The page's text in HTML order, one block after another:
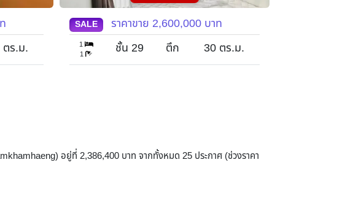
ตร.ม.
SALE ราคาขาย 2,600,000บาท
1
1
ชั้น 29 ตึก 30 ตร.ม.
อยู่ที่ 2,386,400 บาท จากทั้งหมด 25 ประกาศ (ช่วงราคา